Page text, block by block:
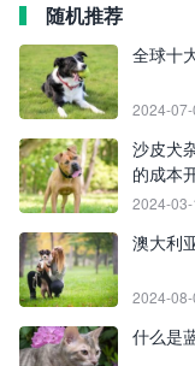
随机推荐
全球十
2024-
沙皮犬
的成本
2024-
澳大利
2024-
什么是